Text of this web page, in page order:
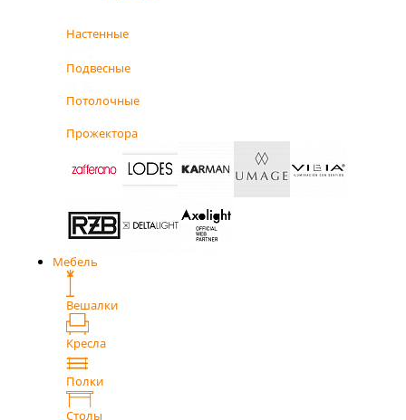
Настенные
Подвесные
Потолочные
Прожектора
Мебель
Вешалки
Кресла
Полки
Столы